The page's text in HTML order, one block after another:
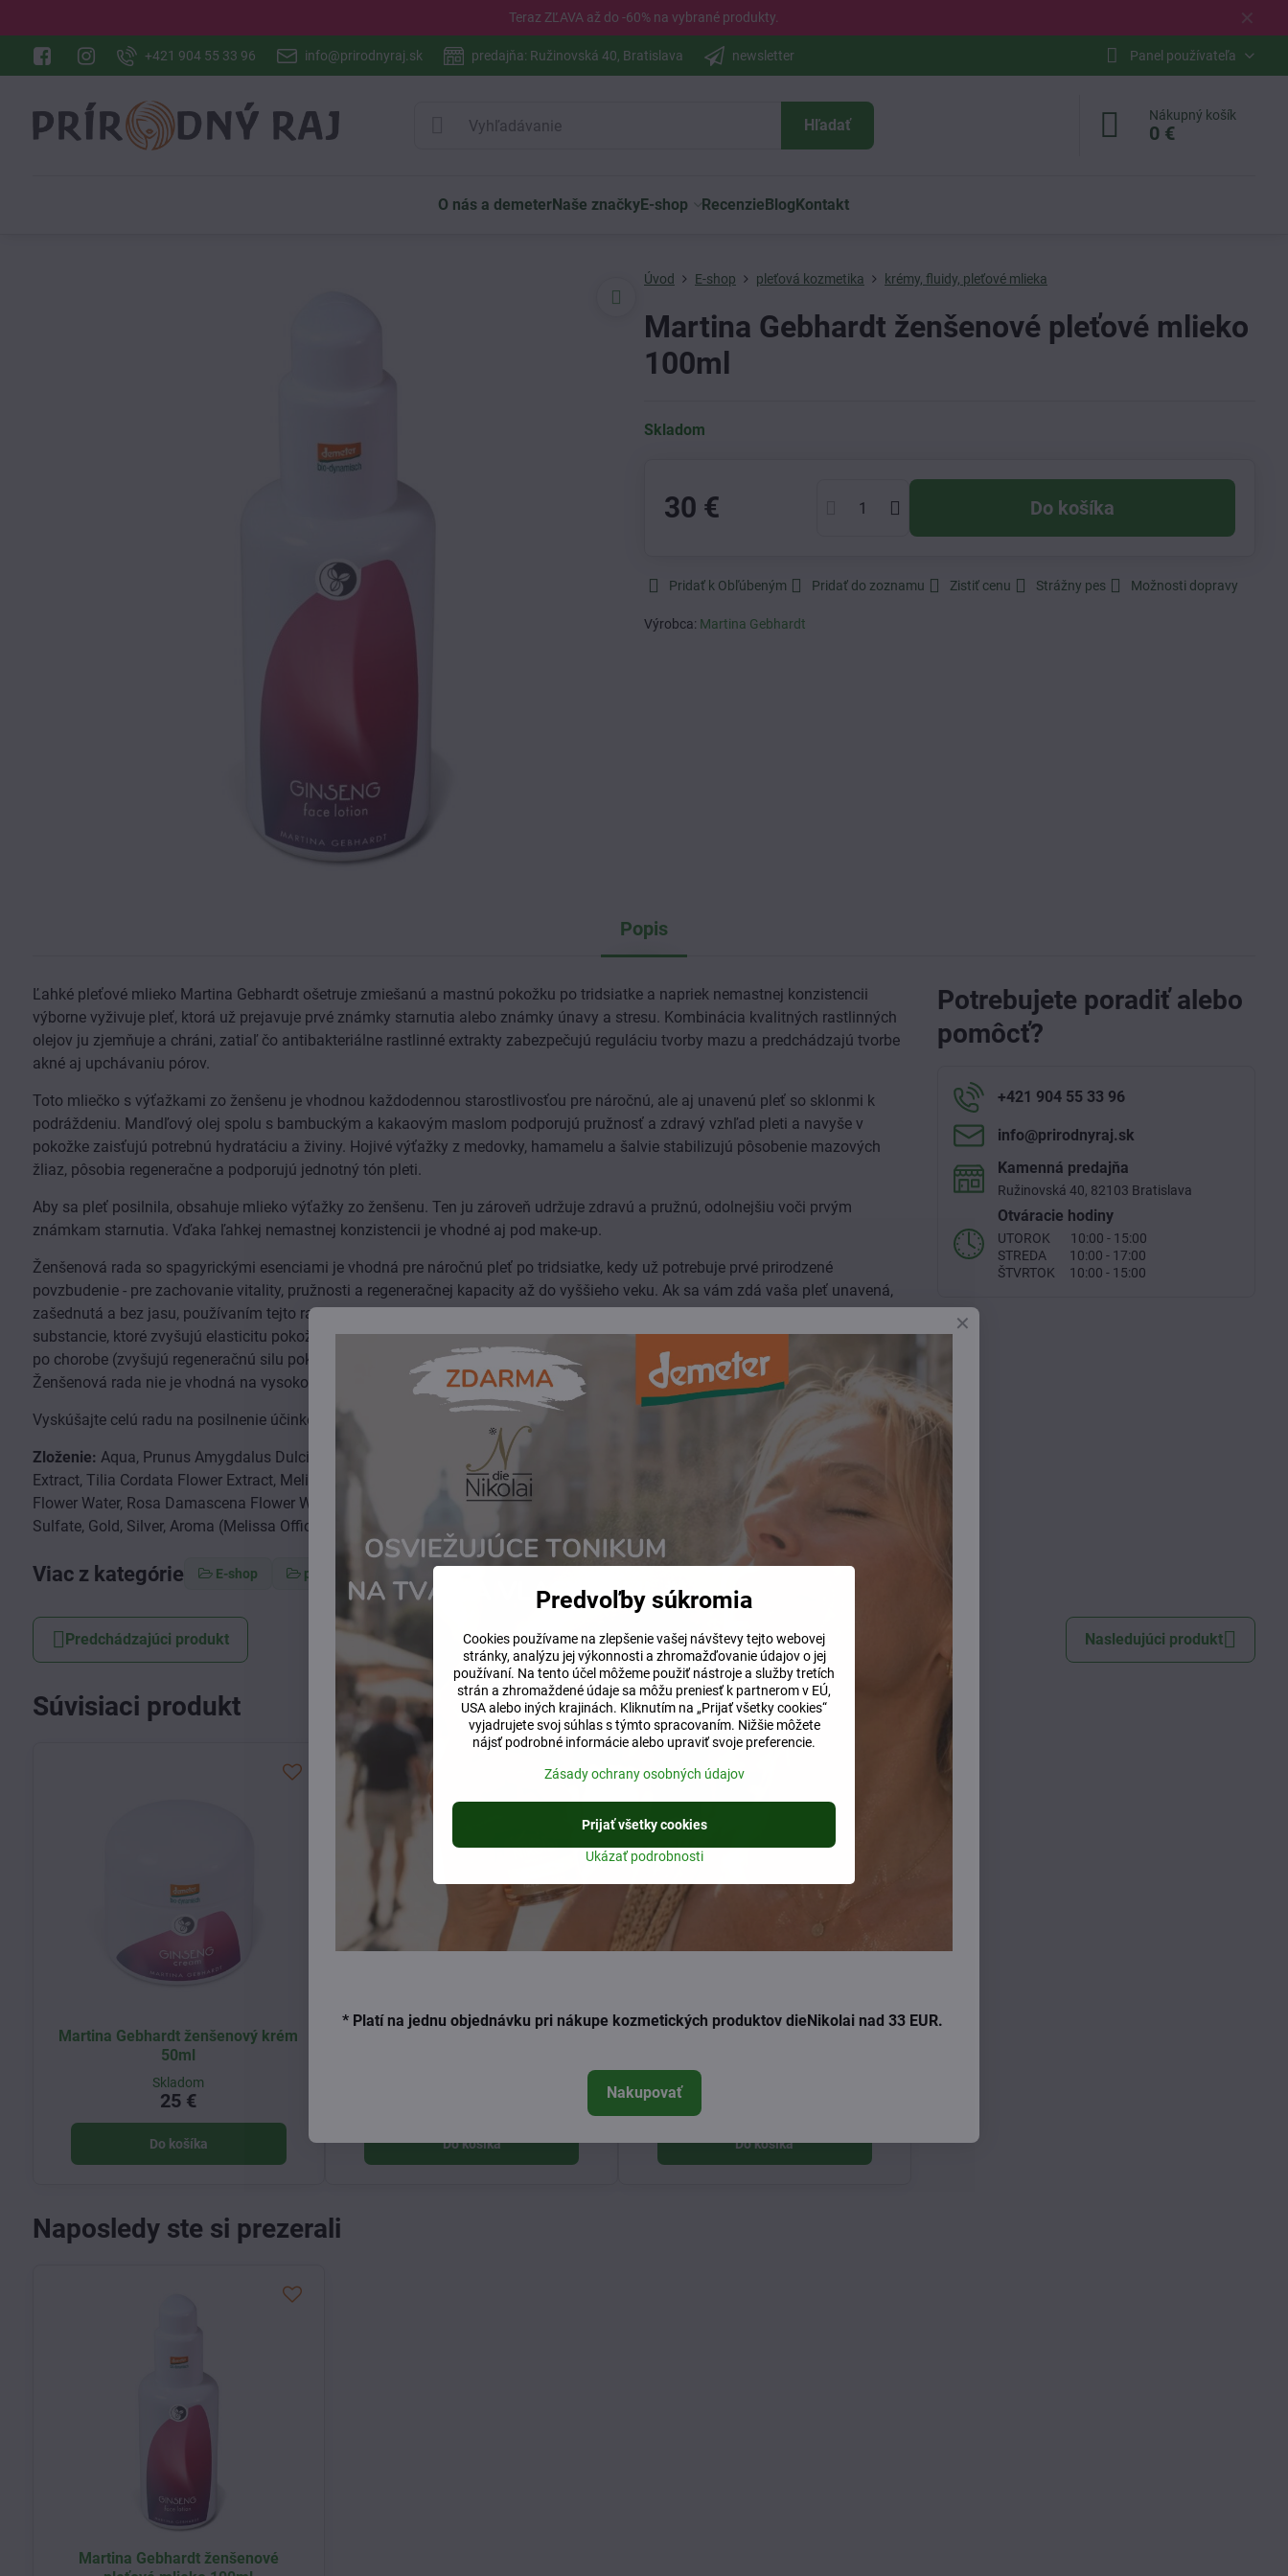
✕
Teraz ZĽAVA až do -60% na vybrané produkty.
+421 904 55 33 96 info@prirodnyraj.sk predajňa: Ružinovská 40, Bratislava newsletter Panel používateľa
Hľadať
Nákupný košík
0 €
O nás a demeterNaše značkyE-shop RecenzieBlogKontakt
Úvod E-shop pleťová kozmetika krémy, fluidy, pleťové mlieka
Martina Gebhardt ženšenové pleťové mlieko
100ml
Skladom
30 € Do košíka
Pridať k Obľúbeným Pridať do zoznamu Zistiť cenu Strážny pes Možnosti dopravy
Výrobca: Martina Gebhardt
Popis
Ľahké pleťové mlieko Martina Gebhardt ošetruje zmiešanú a mastnú pokožku po tridsiatke a napriek nemastnej konzistencii
výborne vyživuje pleť, ktorá už prejavuje prvé známky starnutia alebo známky únavy a stresu. Kombinácia kvalitných rastlinných
olejov ju zjemňuje a chráni, zatiaľ čo antibakteriálne rastlinné extrakty zabezpečujú reguláciu tvorby mazu a predchádzajú tvorbe
akné aj upchávaniu pórov.
Toto mliečko s výťažkami zo ženšenu je vhodnou každodennou starostlivosťou pre náročnú, ale aj unavenú pleť so sklonmi k
podráždeniu. Mandľový olej spolu s bambuckým a kakaovým maslom podporujú pružnosť a zdravý vzhľad pleti a navyše v
pokožke zaisťujú potrebnú hydratáciu a živiny. Hojivé výťažky z medovky, hamamelu a šalvie stabilizujú pôsobenie mazových
žliaz, pôsobia regeneračne a podporujú jednotný tón pleti.
Aby sa pleť posilnila, obsahuje mlieko výťažky zo ženšenu. Ten ju zároveň udržuje zdravú a pružnú, odolnejšiu voči prvým
známkam starnutia. Vďaka ľahkej nemastnej konzistencii je vhodné aj pod make-up.
Ženšenová rada so spagyrickými esenciami je vhodná pre náročnú pleť po tridsiatke, kedy už potrebuje prvé prirodzené
povzbudenie - pre zachovanie vitality, pružnosti a regeneračnej kapacity až do vyššieho veku. Ak sa vám zdá vaša pleť unavená,
zašednutá a bez jasu, používaním tejto rady budete nadšené rovnako ako my! Zloženie je totiž bohaté na vitamíny a prírodné
substancie, ktoré zvyšujú elasticitu pokožky a zadržiavajú vlhkosť v pleti. Odporúčame tieto výrobky používať napríklad po zime,
po chorobe (zvyšujú regeneračnú silu pokožky), po letnej dovolenke, kedy bola pleť vystavená a poškodená slnečným žiarením.
Ženšenová rada nie je vhodná na vysokosenzitívny typ pleti.
Vyskúšajte celú radu na posilnenie účinkov:
Zloženie: Aqua, Prunus Amygdalus Dulcis Oil, Butyrospermum Parkii Butter, Theobroma Cacao Seed Butter, Panax Ginseg Root
Extract, Tilia Cordata Flower Extract, Melissa Officinalis Leaf Extract, Daucus Carota Sativa Root Extract, Hamamelis Virginiana
Flower Water, Rosa Damascena Flower Water, Sambuctus Nigra Extract, Cetyl Alcohol, Cetearyl Alcohol and Sodium Cetearyl
Sulfate, Gold, Silver, Aroma (Melissa Officinalis Leaf Oil, Salvia Officinalis Oil, Limonene, Citral, Linalool, Geraniol)
Viac z kategórie E-shop pleťová kozmetika
Potrebujete poradiť alebo
pomôcť?
+421 904 55 33 96
info​@prirodnyraj​.sk
Kamenná predajňa
Ružinovská 40, 82103 Bratislava
Otváracie hodiny
UTOROK 10:00 - 15:00
STREDA 10:00 - 17:00
ŠTVRTOK 10:00 - 15:00
Predchádzajúci produkt Nasledujúci produkt
Súvisiaci produkt
Martina Gebhardt ženšenový krém
50ml
Skladom
25 €
Do košíka Do košíka Do košíka
Naposledy ste si prezerali
Martina Gebhardt ženšenové
Predvoľby súkromia
Cookies používame na zlepšenie vašej návštevy tejto webovej
stránky, analýzu jej výkonnosti a zhromažďovanie údajov o jej
používaní. Na tento účel môžeme použiť nástroje a služby tretích
strán a zhromaždené údaje sa môžu preniesť k partnerom v EÚ,
USA alebo iných krajinách. Kliknutím na „Prijať všetky cookies“
vyjadrujete svoj súhlas s týmto spracovaním. Nižšie môžete
nájsť podrobné informácie alebo upraviť svoje preferencie.
Zásady ochrany osobných údajov
Ukázať podrobnosti
Prijať všetky cookies
* Platí na jednu objednávku pri nákupe kozmetických produktov dieNikolai nad 33 EUR.
Nakupovať